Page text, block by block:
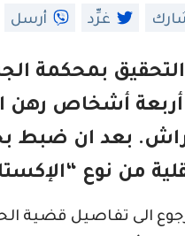
غرِّد أرسل
التحقيق بمحكمة
أشخاص رهن
من نوع
الى تفاصيل قضية